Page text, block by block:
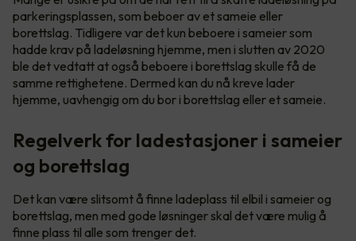
parkeringsplassen, som beboer av et sameie eller
borettslag. Tidligere var det kun beboere i sameier som
hadde krav på ladeløsning hjemme, men i slutten av 2020
ble det vedtatt at også beboere i borettslag skulle få de
samme rettighetene. Dermed kan du nå kreve lader
hjemme, uavhengig om du bor i borettslag eller et sameie.
Regelverk for ladestasjoner i sameier
og borettslag
Det kan være slitsomt å finne ladeplass til elbil i sameier og
borettslag, men med gode løsninger skal det være mulig å
finne plass til alle som trenger det.